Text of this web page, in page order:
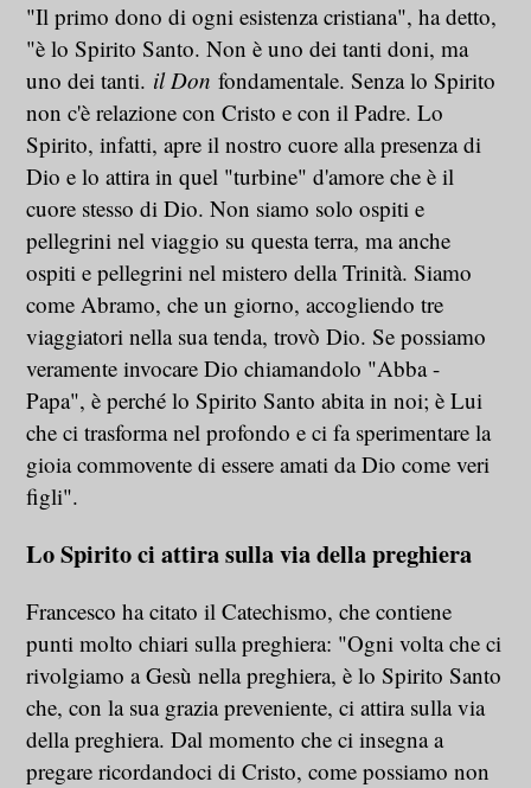
"Il primo dono di ogni esistenza cristiana", ha detto,
"è lo Spirito Santo. Non è uno dei tanti doni, ma
uno dei tanti. il Donfondamentale. Senza lo Spirito
non c'è relazione con Cristo e con il Padre. Lo
Spirito, infatti, apre il nostro cuore alla presenza di
Dio e lo attira in quel "turbine" d'amore che è il
cuore stesso di Dio. Non siamo solo ospiti e
pellegrini nel viaggio su questa terra, ma anche
ospiti e pellegrini nel mistero della Trinità. Siamo
come Abramo, che un giorno, accogliendo tre
viaggiatori nella sua tenda, trovò Dio. Se possiamo
veramente invocare Dio chiamandolo "Abba -
Papa", è perché lo Spirito Santo abita in noi; è Lui
che ci trasforma nel profondo e ci fa sperimentare la
gioia commovente di essere amati da Dio come veri
figli".
Lo Spirito ci attira sulla via della preghiera
Francesco ha citato il Catechismo, che contiene
punti molto chiari sulla preghiera: "Ogni volta che ci
rivolgiamo a Gesù nella preghiera, è lo Spirito Santo
che, con la sua grazia preveniente, ci attira sulla via
della preghiera. Dal momento che ci insegna a
pregare ricordandoci di Cristo, come possiamo non